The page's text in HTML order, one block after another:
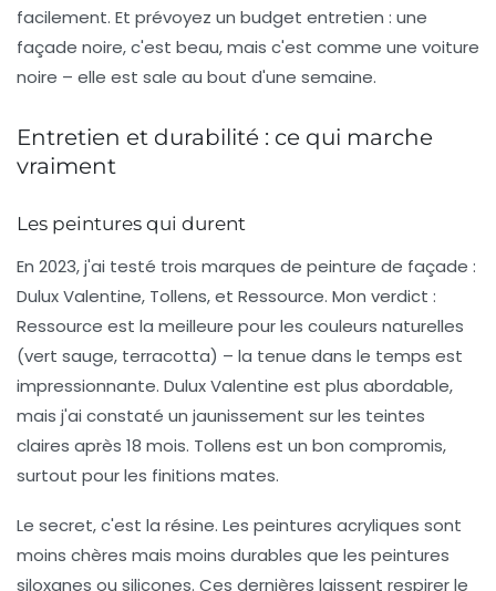
facilement. Et prévoyez un budget entretien : une
façade noire, c'est beau, mais c'est comme une voiture
noire – elle est sale au bout d'une semaine.
Entretien et durabilité : ce qui marche
vraiment
Les peintures qui durent
En 2023, j'ai testé trois marques de peinture de façade :
Dulux Valentine, Tollens, et Ressource. Mon verdict :
Ressource est la meilleure pour les couleurs naturelles
(vert sauge, terracotta) – la tenue dans le temps est
impressionnante. Dulux Valentine est plus abordable,
mais j'ai constaté un jaunissement sur les teintes
claires après 18 mois. Tollens est un bon compromis,
surtout pour les finitions mates.
Le secret, c'est la résine. Les peintures acryliques sont
moins chères mais moins durables que les peintures
siloxanes ou silicones. Ces dernières laissent respirer le